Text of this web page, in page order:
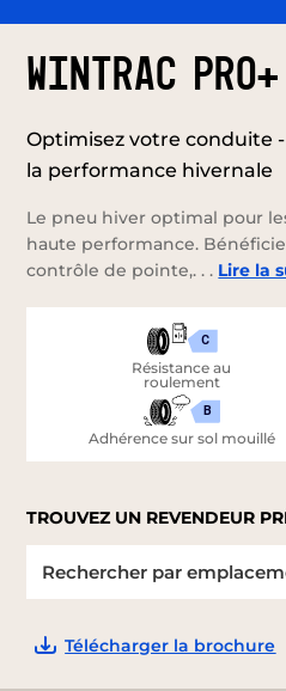
WINTRAC PRO+
Optimisez votre conduite
la performance hivernale
Le pneu hiver optimal pour
haute performance.
contrôle de pointe,. . . Lire la
C
Résistance au
roulement
B
Adhérence sur sol mouillé
TROUVEZ UN REVENDEUR
Télécharger la brochure